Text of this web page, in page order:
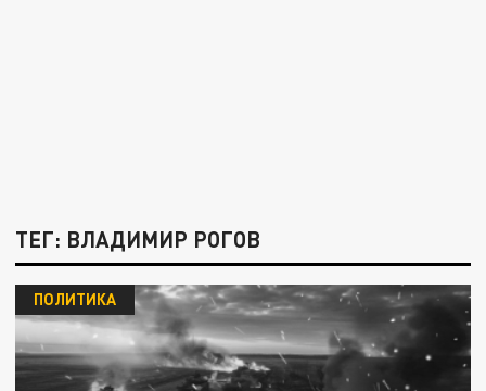
ТЕГ: ВЛАДИМИР РОГОВ
ПОЛИТИКА